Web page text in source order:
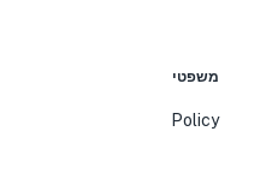
משפטי
Policy